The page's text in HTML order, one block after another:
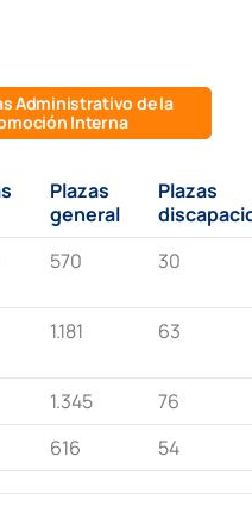
Administrativo de la
Interna
Plazas
general
Plazas
570 30
1.181 63
1.345
76
616 54